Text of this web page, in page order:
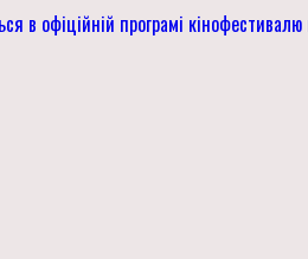
в офіційній програмі